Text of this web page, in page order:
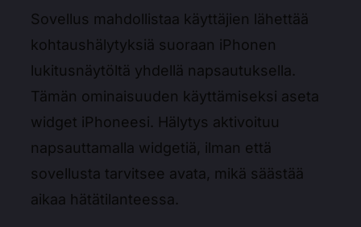
Sovellus mahdollistaa käyttäjien lähettää
kohtaushälytyksiä suoraan iPhonen
lukitusnäytöltä yhdellä napsautuksella.
Tämän ominaisuuden käyttämiseksi aseta
widget iPhoneesi. Hälytys aktivoituu
napsauttamalla widgetiä, ilman että
sovellusta tarvitsee avata, mikä säästää
aikaa hätätilanteessa.